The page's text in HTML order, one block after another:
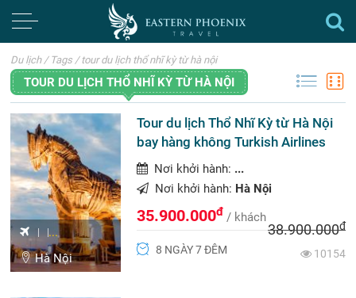
Du lịch / Tags / tour du lịch thổ nhĩ kỳ từ hà nội
TOUR DU LỊCH THỔ NHĨ KỲ TỪ HÀ NỘI
...
Hà Nội
Tour du lịch Thổ Nhĩ Kỳ từ Hà Nội
bay hàng không Turkish Airlines
Nơi khởi hành: ...
Nơi khởi hành: Hà Nội
35.900.000đ / khách
38.900.000đ
8 NGÀY 7 ĐÊM
10154